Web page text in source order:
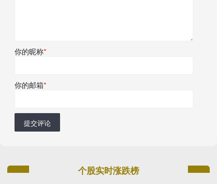
你的昵称*
你的邮箱*
提交评论
个股实时涨跌榜